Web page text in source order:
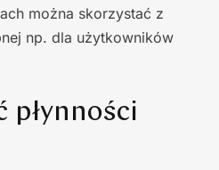
można skorzystać z
np. dla użytkowników
płynności